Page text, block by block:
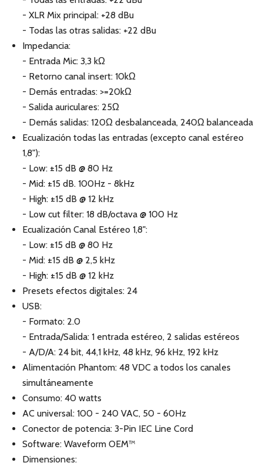
- XLR Mix principal: +28 dBu
- Todas las otras salidas: +22 dBu
Impedancia:
- Entrada Mic: 3,3 kΩ
- Retorno canal insert: 10kΩ
- Demás entradas: >=20kΩ
- Salida auriculares: 25Ω
- Demás salidas: 120Ω desbalanceada, 240Ω balanceada
Ecualización todas las entradas (excepto canal estéreo
1,8"):
- Low: ±15 dB @ 80 Hz
- Mid: ±15 dB. 100Hz - 8kHz
- High: ±15 dB @ 12 kHz
- Low cut filter: 18 dB/octava @ 100 Hz
Ecualización Canal Estéreo 1,8":
- Low: ±15 dB @ 80 Hz
- Mid: ±15 dB @ 2,5 kHz
- High: ±15 dB @ 12 kHz
Presets efectos digitales: 24
USB:
- Formato: 2.0
- Entrada/Salida: 1 entrada estéreo, 2 salidas estéreos
- A/D/A: 24 bit, 44,1 kHz, 48 kHz, 96 kHz, 192 kHz
Alimentación Phantom: 48 VDC a todos los canales
simultáneamente
Consumo: 40 watts
AC universal: 100 - 240 VAC, 50 - 60Hz
Conector de potencia: 3-Pin IEC Line Cord
Software: Waveform OEM™
Dimensiones: